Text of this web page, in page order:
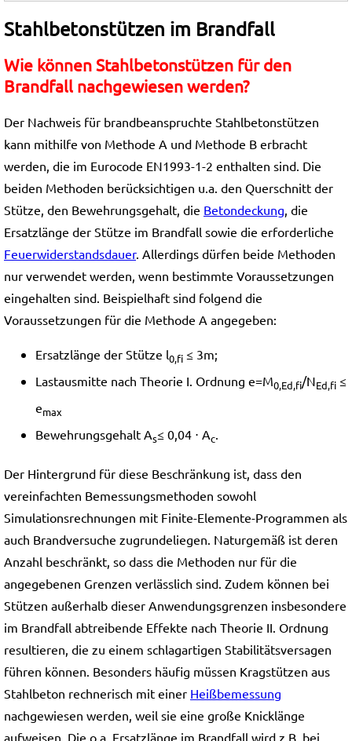
Stahlbetonstützen im Brandfall
Wie können Stahlbetonstützen für den
Brandfall nachgewiesen werden?
Der Nachweis für brandbeanspruchte Stahlbetonstützen
kann mithilfe von Methode A und Methode B erbracht
werden, die im Eurocode EN1993-1-2 enthalten sind. Die
beiden Methoden berücksichtigen u.a. den Querschnitt der
Stütze, den Bewehrungsgehalt, die Betondeckung , die
Ersatzlänge der Stütze im Brandfall sowie die erforderliche
Feuerwiderstandsdauer. Allerdings dürfen beide Methoden
nur verwendet werden, wenn bestimmte Voraussetzungen
eingehalten sind. Beispielhaft sind folgend die
Voraussetzungen für die Methode A angegeben:
Ersatzlänge der Stütze l0,fi ≤ 3m;
Lastausmitte nach Theorie I. Ordnung e=M0,Ed,fi/NEd,fi ≤
emax
Bewehrungsgehalt As≤ 0,04 ⋅ Ac.
Der Hintergrund für diese Beschränkung ist, dass den
vereinfachten Bemessungsmethoden sowohl
Simulationsrechnungen mit Finite-Elemente-Programmen als
auch Brandversuche zugrundeliegen. Naturgemäß ist deren
Anzahl beschränkt, so dass die Methoden nur für die
angegebenen Grenzen verlässlich sind. Zudem können bei
Stützen außerhalb dieser Anwendungsgrenzen insbesondere
im Brandfall abtreibende Effekte nach Theorie II. Ordnung
resultieren, die zu einem schlagartigen Stabilitätsversagen
führen können. Besonders häufig müssen Kragstützen aus
Stahlbeton rechnerisch mit einer Heißbemessung
nachgewiesen werden, weil sie eine große Knicklänge
aufweisen. Die o.a. Ersatzlänge im Brandfall wird z.B. bei